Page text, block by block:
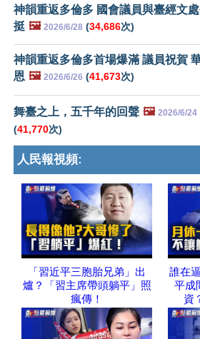
神韻重返多倫多 國會議員與臺經文
挺 🖼️ 2026/6/28 (34,686次)
神韻重返多倫多首場爆滿 議員祝賀
恩 🖼️ 2026/6/26 (41,673次)
舞臺之上，五千年的回聲 🖼️ 2026/6/24
(41,770次)
人民報視頻:
「習近平三胞胎兄弟」出
爐？「習主席帶頭躺平」照
瘋傳！
誰在
平成
資